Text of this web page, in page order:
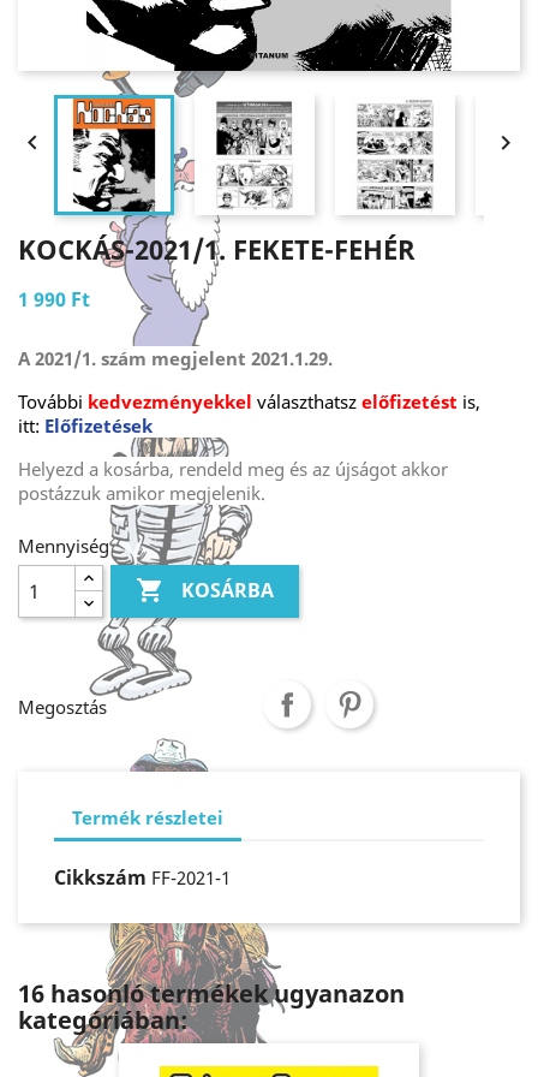
 
KOCKÁS-2021/1. FEKETE-FEHÉR
1 990 Ft
A 2021/1. szám megjelent 2021.1.29.
További kedvezményekkel választhatsz előfizetést is,
itt: Előfizetések
Helyezd a kosárba, rendeld meg és az újságot akkor
postázzuk amikor megjelenik.
Mennyiség
 KOSÁRBA
Megosztás
Termék részletei
Cikkszám FF-2021-1
16 hasonló termékek ugyanazon
kategóriában: